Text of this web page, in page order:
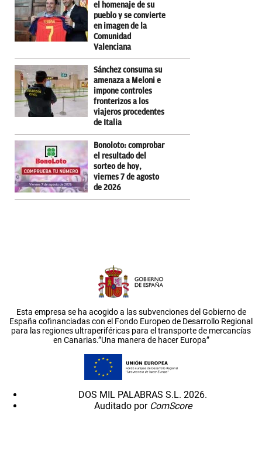
el homenaje de su
pueblo y se convierte
en imagen de la
Comunidad
Valenciana
Sánchez consuma su
amenaza a Meloni e
impone controles
fronterizos a los
viajeros procedentes
de Italia
Bonoloto: comprobar
el resultado del
sorteo de hoy,
viernes 7 de agosto
de 2026
Esta empresa se ha acogido a las subvenciones del Gobierno de
España cofinanciadas con el Fondo Europeo de Desarrollo Regional
para las regiones ultraperiféricas para el transporte de mercancías
en Canarias.”Una manera de hacer Europa”
DOS MIL PALABRAS S.L. 2026.
Auditado por ComScore